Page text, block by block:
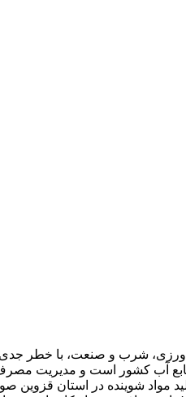
شرب و صنعت، با خطر جدی
کشور است و مدیریت مصرف
مواد شوینده در استان